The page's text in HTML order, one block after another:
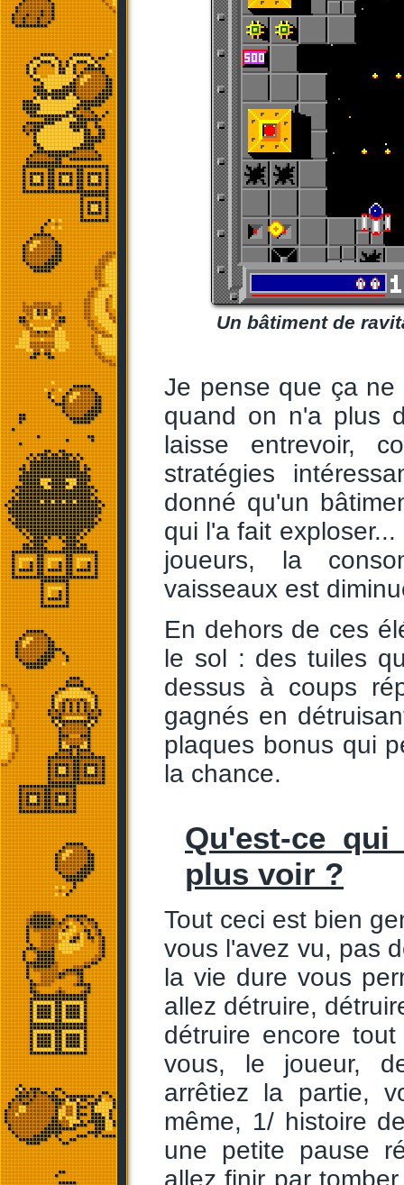
Un bâtiment de
Je pense que ça
quand on n'a plus
laisse entrevoir,
stratégies
donné qu'un
qui l'a fait
joueurs, la
vaisseaux est
En dehors de ces
le sol : des tuiles
dessus à coups
gagnés en
plaques bonus qui
la chance.
Qu'est-ce
plus voir ?
Tout ceci est bien
vous l'avez vu, pas
la vie dure vous
allez détruire,
détruire encore
vous, le joueur,
arrêtiez la partie,
même, 1/ histoire
une petite pause
allez finir par